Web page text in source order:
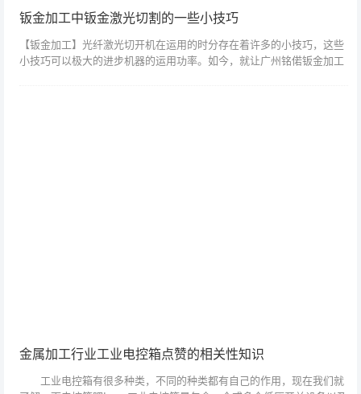
钣金加工中钣金激光切割的一些小技巧
【钣金加工】光纤激光切开机在运用的时分存在着许多的小技巧，这些
小技巧可以极大的进步机器的运用功率。如今，就让广州铭偌钣金加工
金属加工行业工业电控箱点赞的相关性知识
工业电控箱有很多种类，不同的种类都有自己的作用，现在我们就